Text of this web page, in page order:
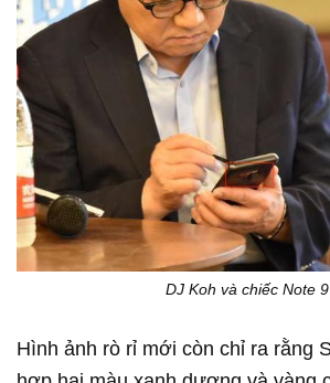
DJ Koh và chiếc Note 9
Hình ảnh rò rỉ mới còn chỉ ra rằng